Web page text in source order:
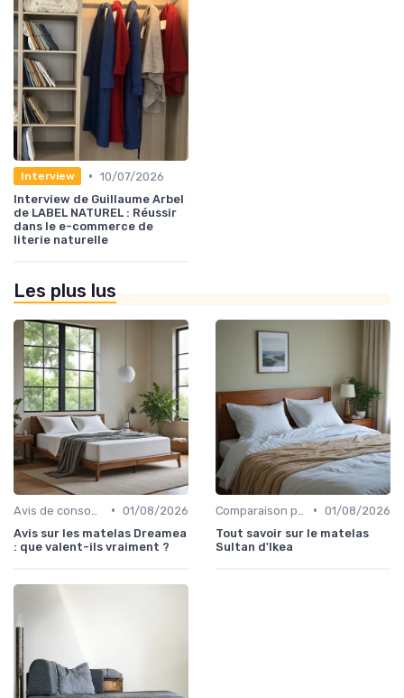
Interview • 10/07/2026
Interview de Guillaume Arbel
de LABEL NATUREL : Réussir
dans le e-commerce de
literie naturelle
Les plus lus
• 01/08/2026
Avis sur les matelas Dreamea
: que valent-ils vraiment ?
• 01/08/2026
Tout savoir sur le matelas
Sultan d'Ikea